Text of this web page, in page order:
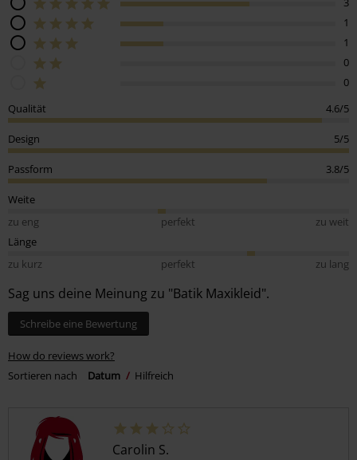
1
1
0
0
Qualität
4.6/5
Design 5/5
Passform 3.8/5
Weite
zu eng
perfekt
zu weit
Länge
zu kurz
perfekt zu lang
Sag uns deine Meinung zu "Batik Maxikleid".
Schreibe eine Bewertung
How do reviews work?
Sortieren nach
Datum Hilfreich
Carolin S.